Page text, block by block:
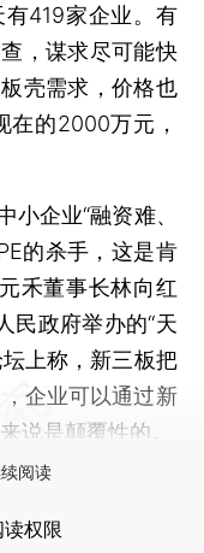
419家企业。有
，谋求尽可能快
壳需求，价格也
在的2000万元，
企业“融资难、
的杀手，这是肯
禾董事长林向红
民政府举办的“天
上称，新三板把
企业可以通过新
说是颠覆性的。
阅读
读权限